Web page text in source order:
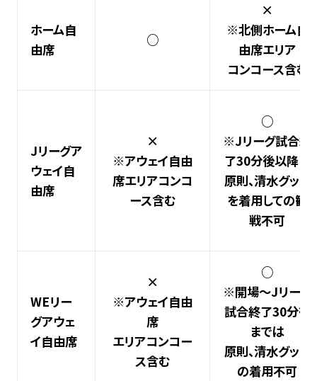
ホーム自
由席
○
×
※北側ホーム自
由席エリア
コンコース含む
Jリーグア
ウェイ自
由席
×
※アウェイ自由
席エリアコンコ
ース含む
○
※Jリーグ試合終
了30分後以降は
原則、清水グッズ
を着用しての観
戦不可
WEリー
グアウェ
イ自由席
×
※アウェイ自由
席
エリアコンコー
ス含む
○
※開場～Jリーグ
試合終了30分後
までは
原則、清水グッズ
の着用不可